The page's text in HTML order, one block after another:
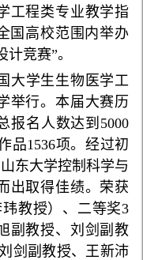
工程类专业教学指
国高校范围内举办
竞赛”。
大学生生物医学工
举行。本届大赛历
报名人数达到5000
品1536项。经过初
东大学控制科学与
出取得佳绩。荣获
教授）、二等奖3
副教授、刘剑副教
剑副教授、王新沛